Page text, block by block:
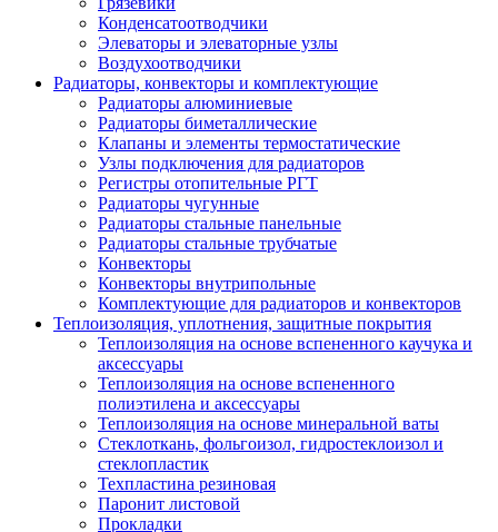
Конденсатоотводчики
Элеваторы и элеваторные узлы
Воздухоотводчики
Радиаторы, конвекторы и комплектующие
Радиаторы алюминиевые
Радиаторы биметаллические
Клапаны и элементы термостатические
Узлы подключения для радиаторов
Регистры отопительные РГТ
Радиаторы чугунные
Радиаторы стальные панельные
Радиаторы стальные трубчатые
Конвекторы
Конвекторы внутрипольные
Комплектующие для радиаторов и конвекторов
Теплоизоляция, уплотнения, защитные покрытия
Теплоизоляция на основе вспененного каучука и
аксессуары
Теплоизоляция на основе вспененного
полиэтилена и аксессуары
Теплоизоляция на основе минеральной ваты
Стеклоткань, фольгоизол, гидростеклоизол и
стеклопластик
Техпластина резиновая
Паронит листовой
Прокладки